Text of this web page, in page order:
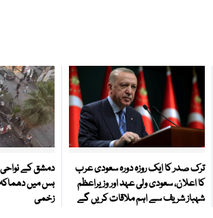
ترک صدر کا ایک روزہ دورہ سعودی عرب
کا اعلان، سعودی ولی عہد اور وزیراعظم
شہباز شریف سے اہم ملاقات کریں گے
دمشق کے
زخمی